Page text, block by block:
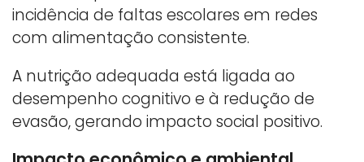
incidência de faltas escolares em redes
com alimentação consistente.
A nutrição adequada está ligada ao
desempenho cognitivo e à redução de
evasão, gerando impacto social positivo.